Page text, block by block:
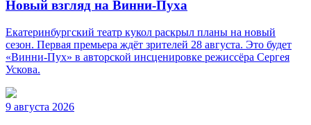
Новый взгляд на Винни-Пуха
Екатеринбургский театр кукол раскрыл планы на новый
сезон. Первая премьера ждёт зрителей 28 августа. Это будет
«Винни-Пух» в авторской инсценировке режиссёра Сергея
Ускова.
9 августа 2026